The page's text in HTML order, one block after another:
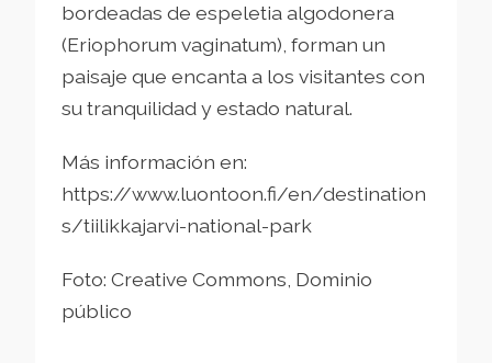
bordeadas de espeletia algodonera
(Eriophorum vaginatum), forman un
paisaje que encanta a los visitantes con
su tranquilidad y estado natural.
Más información en:
https://www.luontoon.fi/en/destination
s/tiilikkajarvi-national-park
Foto: Creative Commons, Dominio
público